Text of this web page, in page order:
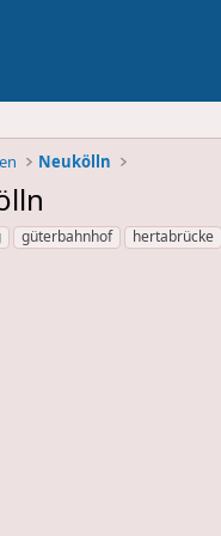
Neukölln
güterbahnhof hertabrücke